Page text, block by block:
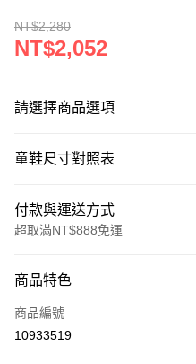
NT$2,280
NT$2,052
請選擇商品選項
童鞋尺寸對照表
付款與運送方式
超取滿NT$888免運
信用卡一次付款
信用卡分期付款
商品特色
商品編號
10933519